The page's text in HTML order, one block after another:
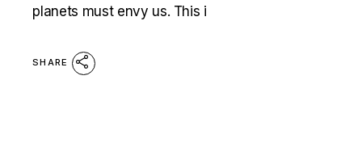
planets must envy us. This i
SHARE